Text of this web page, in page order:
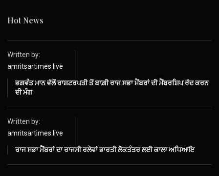
Hot News
Written by:
amritsartimes.live
ਭਗਵੰਤ ਮਾਨ ਵੱਲੋਂ ਰਾਸ਼ਟਰਪਤੀ ਤੋਂ ਬਾਗ਼ੀ ਰਾਜ ਸਭਾ ਮੈਂਬਰਾਂ ਦੀ ਮੈਂਬਰਸ਼ਿਪ ਰੱਦ ਕਰਨ
ਦੀ ਮੰਗ
Written by:
amritsartimes.live
ਰਾਜ ਸਭਾ ਮੈਂਬਰਾਂ ਦਾ ਰਾਜਸੀ ਰਲੇਵਾਂ ਭਾਰਤੀ ਲੋਕਤੰਤਰ ਲਈ ਕਾਲਾ ਅਧਿਆਇ